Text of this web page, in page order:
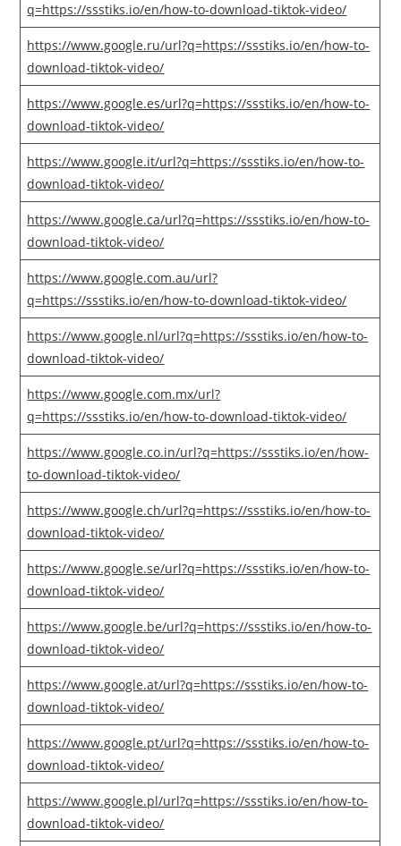
q=https://ssstiks.io/en/how-to-download-tiktok-video/
https://www.google.ru/url?q=https://ssstiks.io/en/how-to-
download-tiktok-video/
https://www.google.es/url?q=https://ssstiks.io/en/how-to-
download-tiktok-video/
https://www.google.it/url?q=https://ssstiks.io/en/how-to-
download-tiktok-video/
https://www.google.ca/url?q=https://ssstiks.io/en/how-to-
download-tiktok-video/
https://www.google.com.au/url?
q=https://ssstiks.io/en/how-to-download-tiktok-video/
https://www.google.nl/url?q=https://ssstiks.io/en/how-to-
download-tiktok-video/
https://www.google.com.mx/url?
q=https://ssstiks.io/en/how-to-download-tiktok-video/
https://www.google.co.in/url?q=https://ssstiks.io/en/how-
to-download-tiktok-video/
https://www.google.ch/url?q=https://ssstiks.io/en/how-to-
download-tiktok-video/
https://www.google.se/url?q=https://ssstiks.io/en/how-to-
download-tiktok-video/
https://www.google.be/url?q=https://ssstiks.io/en/how-to-
download-tiktok-video/
https://www.google.at/url?q=https://ssstiks.io/en/how-to-
download-tiktok-video/
https://www.google.pt/url?q=https://ssstiks.io/en/how-to-
download-tiktok-video/
https://www.google.pl/url?q=https://ssstiks.io/en/how-to-
download-tiktok-video/